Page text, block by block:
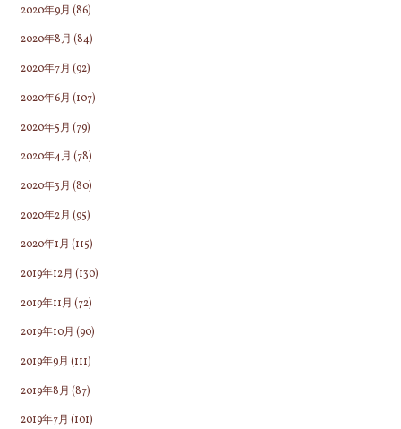
2020年9月 (86)
2020年8月 (84)
2020年7月 (92)
2020年6月 (107)
2020年5月 (79)
2020年4月 (78)
2020年3月 (80)
2020年2月 (95)
2020年1月 (115)
2019年12月 (130)
2019年11月 (72)
2019年10月 (90)
2019年9月 (111)
2019年8月 (87)
2019年7月 (101)